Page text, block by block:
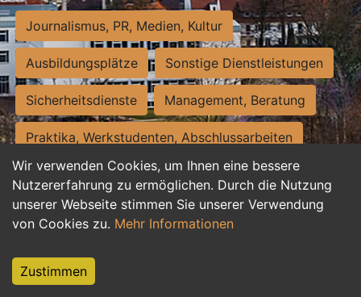
Wir verwenden Cookies, um Ihnen eine bessere
Nutzererfahrung zu ermöglichen. Durch die Nutzung
unserer Webseite stimmen Sie unserer Verwendung
von Cookies zu. Mehr Informationen
Zustimmen
Journalismus, PR, Medien, Kultur
Ausbildungsplätze Sonstige Dienstleistungen
Sicherheitsdienste Management, Beratung
Praktika, Werkstudenten, Abschlussarbeiten
Personalwesen Assistenz, Sekretariat
Hilfskräfte, Aushilfs- und Nebenjobs
Weiterbildung, Studium, duale Ausbildung